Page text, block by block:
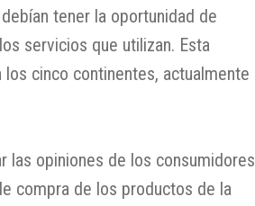
tener la oportunidad de
servicios que utilizan. Esta
cinco continentes, actualmente
las opiniones de los consumidores
compra de los productos de la